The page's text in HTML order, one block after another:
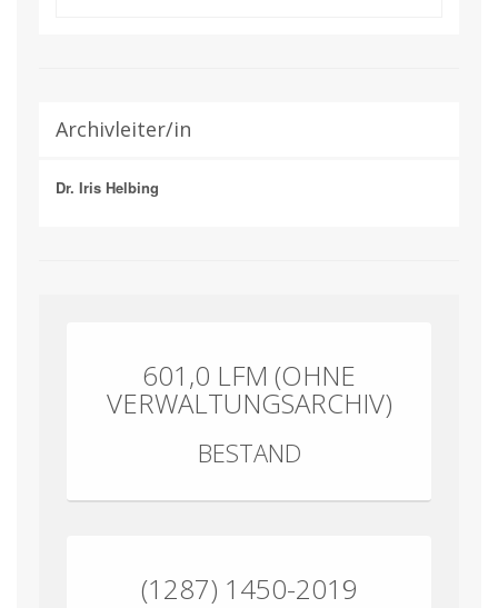
Archivleiter/in
Dr. Iris Helbing
601,0 LFM (OHNE
VERWALTUNGSARCHIV)
BESTAND
(1287) 1450-2019